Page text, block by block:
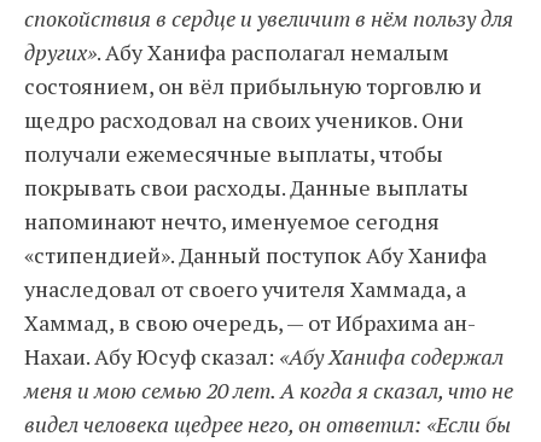
спокойствия в сердце и увеличит в нём пользу для
других». Абу Ханифа располагал немалым
состоянием, он вёл прибыльную торговлю и
щедро расходовал на своих учеников. Они
получали ежемесячные выплаты, чтобы
покрывать свои расходы. Данные выплаты
напоминают нечто, именуемое сегодня
«стипендией». Данный поступок Абу Ханифа
унаследовал от своего учителя Хаммада, а
Хаммад, в свою очередь, — от Ибрахима ан-
Нахаи. Абу Юсуф сказал: «Абу Ханифа содержал
меня и мою семью 20 лет. А когда я сказал, что не
видел человека щедрее него, он ответил: «Если бы